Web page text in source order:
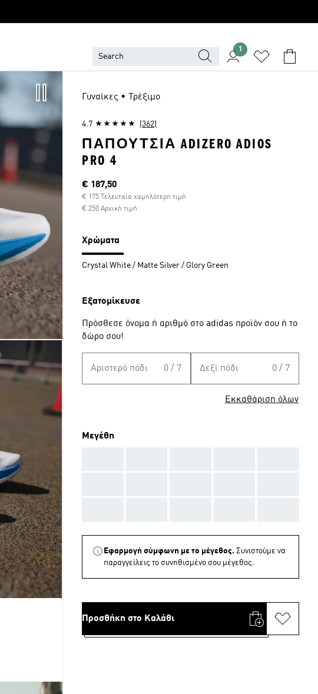
1
Γυναίκες • Τρέξιμο
4.7 (362)
ΠΑΠΟΎΤΣΙΑ ADIZERO ADIOS
PRO 4
Τρέχουσα τιμή
€ 187,50
€ 175 Τελευταία χαμηλότερη τιμή
€ 250 Αρχική τιμή
Χρώματα
Crystal White / Matte Silver / Glory Green
Εξατομίκευσε
Πρόσθεσε όνομα ή αριθμό στο adidas προϊόν σου ή το
δώρο σου!
Αριστερό πόδι 0 / 7 Δεξί πόδι 0 / 7
Εκκαθάριση όλων
Μεγέθη
Εφαρμογή σύμφωνη με το μέγεθος. Συνιστούμε να
παραγγείλεις το συνηθισμένο σου μέγεθος.
Προσθήκη στο Καλάθι